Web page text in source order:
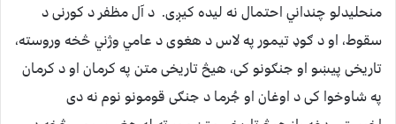
منحلیدلو چنداني احتمال نه لیده کیږی. د آل مظفر د کورنی د
سقوط، او د ګوډ تیمور په لاس د هغوی د عامي وژني څخه وروسته،
تاریخی پیښو او جنګونو کی، هیڅ تاریخی متن په کرمان او د کرمان
په شاوخوا کی د اوغان او جُرما د جنګی قومونو نوم نه دی